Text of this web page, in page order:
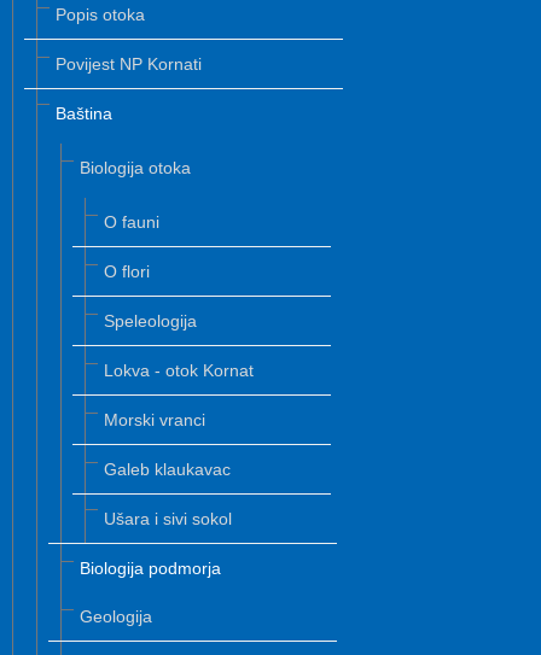
Popis otoka
Povijest NP Kornati
Baština
Biologija otoka
O fauni
O flori
Speleologija
Lokva - otok Kornat
Morski vranci
Galeb klaukavac
Ušara i sivi sokol
Biologija podmorja
Geologija